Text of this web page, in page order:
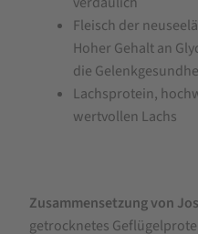
Fleisch der
Hoher Gehalt an
die
Lachsprotein,
wertvollen Lachs
Zusammensetzung von
getrocknetes